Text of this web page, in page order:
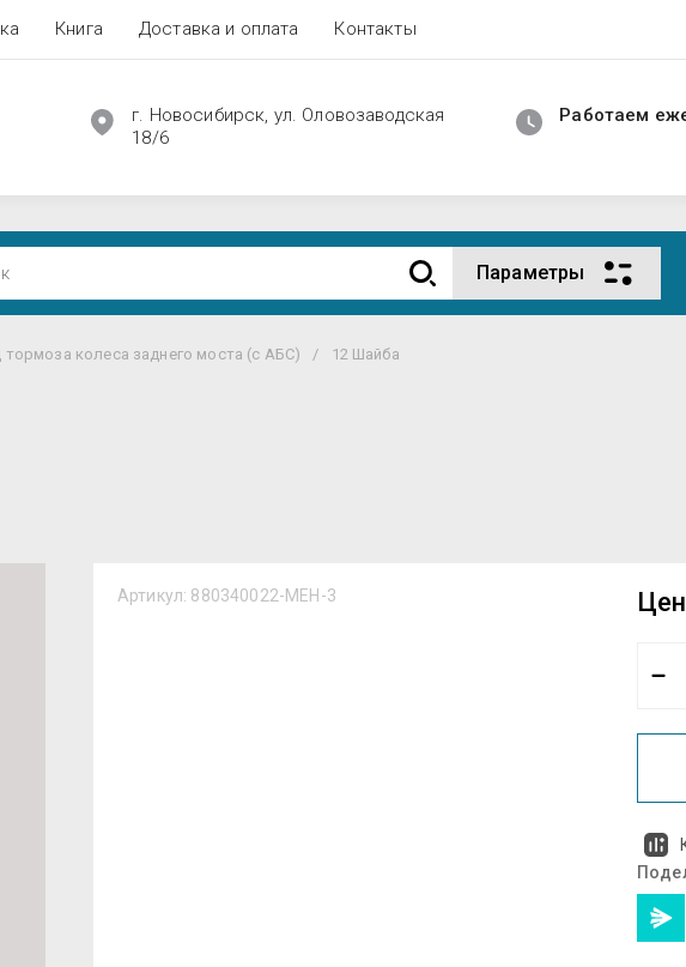
Книга Доставка и оплата Контакты
г. Новосибирск, ул. Оловозаводская
18/6
Работаем
Параметры
колеса заднего моста (с АБС) / 12 Шайба
Артикул: 880340022-MEH-3